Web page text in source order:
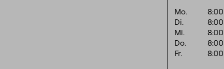
Mo.
Di.
Mi.
Do.
Fr.